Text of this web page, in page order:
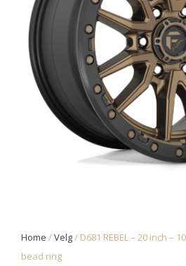
Home /Velg/ D681 REBEL – 20 inch –
bead ring